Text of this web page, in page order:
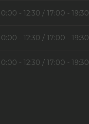
- 12:30 / 17:00 - 19:30
- 12:30 / 17:00 - 19:30
- 12:30 / 17:00 - 19:30